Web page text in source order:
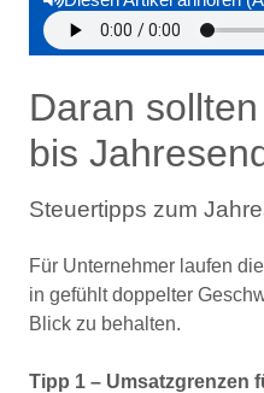
Daran
bis
Steuertipps zum
Für Unternehmer laufen
in gefühlt doppelter
Blick zu behalten.
Tipp 1 – Umsatzgrenzen